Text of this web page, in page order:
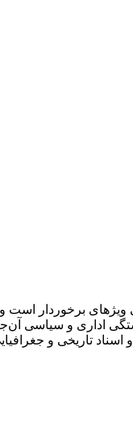
برخوردار است و
اداری و سیاسی آن‌جا
اسناد تاریخی و